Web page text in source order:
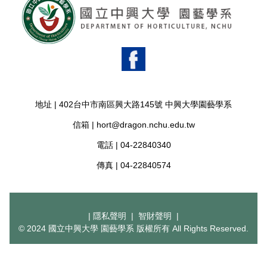
地址 | 402台中市南區興大路145號 中興大學園藝學系
信箱 | hort@dragon.nchu.edu.tw
電話 | 04-22840340
傳真 | 04-22840574
| 隱私聲明 | 智財聲明
|
© 2024 國立中興大學 園藝學系 版權所有 All Rights Reserved.